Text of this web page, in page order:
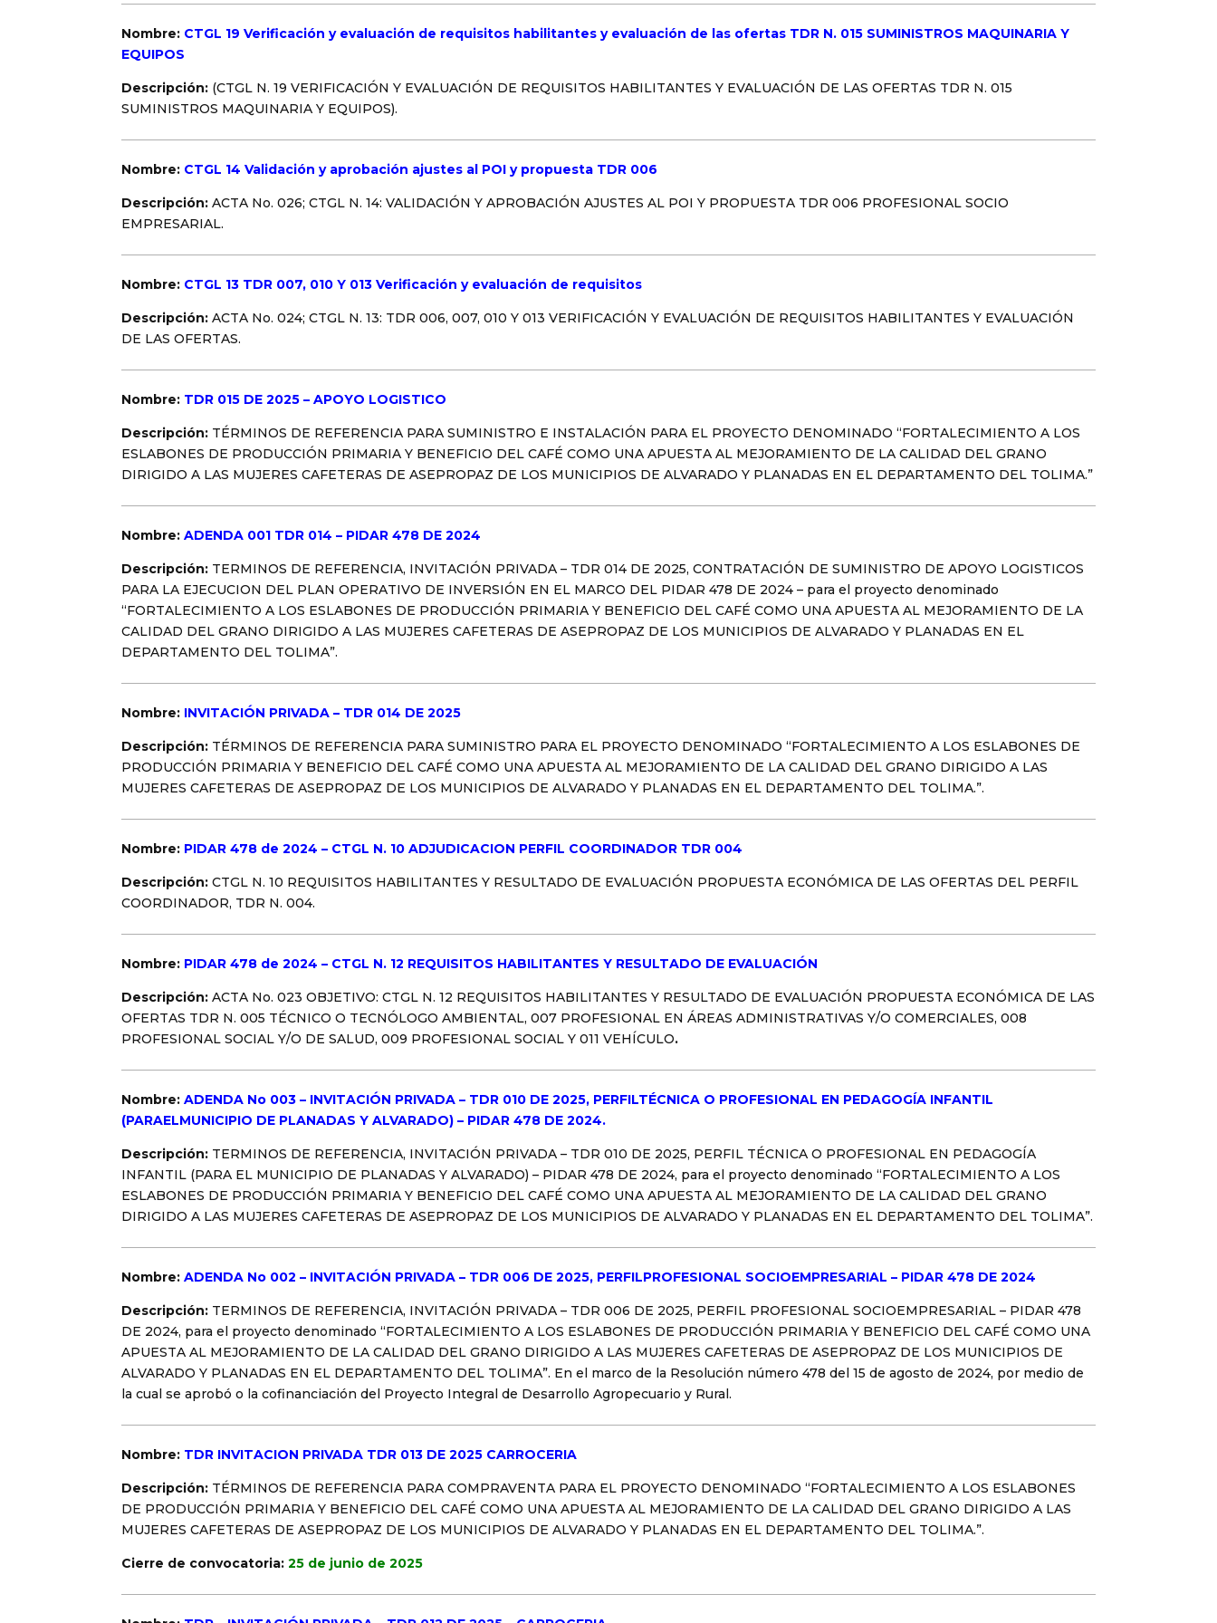
Nombre: CTGL 19 Verificación y evaluación de requisitos habilitantes y evaluación de las ofertas TDR N. 015 SUMINISTROS MAQUINARIA Y
EQUIPOS
Descripción: (CTGL N. 19 VERIFICACIÓN Y EVALUACIÓN DE REQUISITOS HABILITANTES Y EVALUACIÓN DE LAS OFERTAS TDR N. 015
SUMINISTROS MAQUINARIA Y EQUIPOS).
Nombre: CTGL 14 Validación y aprobación ajustes al POI y propuesta TDR 006
Descripción: ACTA No. 026; CTGL N. 14: VALIDACIÓN Y APROBACIÓN AJUSTES AL POI Y PROPUESTA TDR 006 PROFESIONAL SOCIO
EMPRESARIAL.
Nombre: CTGL 13 TDR 007, 010 Y 013 Verificación y evaluación de requisitos
Descripción: ACTA No. 024; CTGL N. 13: TDR 006, 007, 010 Y 013 VERIFICACIÓN Y EVALUACIÓN DE REQUISITOS HABILITANTES Y EVALUACIÓN
DE LAS OFERTAS.
Nombre: TDR 015 DE 2025 – APOYO LOGISTICO
Descripción: TÉRMINOS DE REFERENCIA PARA SUMINISTRO E INSTALACIÓN PARA EL PROYECTO DENOMINADO “FORTALECIMIENTO A LOS
ESLABONES DE PRODUCCIÓN PRIMARIA Y BENEFICIO DEL CAFÉ COMO UNA APUESTA AL MEJORAMIENTO DE LA CALIDAD DEL GRANO
DIRIGIDO A LAS MUJERES CAFETERAS DE ASEPROPAZ DE LOS MUNICIPIOS DE ALVARADO Y PLANADAS EN EL DEPARTAMENTO DEL TOLIMA.”
Nombre:ADENDA 001 TDR 014 – PIDAR 478 DE 2024
Descripción: TERMINOS DE REFERENCIA, INVITACIÓN PRIVADA – TDR 014 DE 2025, CONTRATACIÓN DE SUMINISTRO DE APOYO LOGISTICOS
PARA LA EJECUCION DEL PLAN OPERATIVO DE INVERSIÓN EN EL MARCO DEL PIDAR 478 DE 2024 – para el proyecto denominado
“FORTALECIMIENTO A LOS ESLABONES DE PRODUCCIÓN PRIMARIA Y BENEFICIO DEL CAFÉ COMO UNA APUESTA AL MEJORAMIENTO DE LA
CALIDAD DEL GRANO DIRIGIDO A LAS MUJERES CAFETERAS DE ASEPROPAZ DE LOS MUNICIPIOS DE ALVARADO Y PLANADAS EN EL
DEPARTAMENTO DEL TOLIMA”.
Nombre: INVITACIÓN PRIVADA – TDR 014 DE 2025
Descripción: TÉRMINOS DE REFERENCIA PARA SUMINISTRO PARA EL PROYECTO DENOMINADO “FORTALECIMIENTO A LOS ESLABONES DE
PRODUCCIÓN PRIMARIA Y BENEFICIO DEL CAFÉ COMO UNA APUESTA AL MEJORAMIENTO DE LA CALIDAD DEL GRANO DIRIGIDO A LAS
MUJERES CAFETERAS DE ASEPROPAZ DE LOS MUNICIPIOS DE ALVARADO Y PLANADAS EN EL DEPARTAMENTO DEL TOLIMA.”.
Nombre: PIDAR 478 de 2024 – CTGL N. 10 ADJUDICACION PERFIL COORDINADOR TDR 004
Descripción: CTGL N. 10 REQUISITOS HABILITANTES Y RESULTADO DE EVALUACIÓN PROPUESTA ECONÓMICA DE LAS OFERTAS DEL PERFIL
COORDINADOR, TDR N. 004.
Nombre: PIDAR 478 de 2024 – CTGL N. 12 REQUISITOS HABILITANTES Y RESULTADO DE EVALUACIÓN
Descripción: ACTA No. 023 OBJETIVO: CTGL N. 12 REQUISITOS HABILITANTES Y RESULTADO DE EVALUACIÓN PROPUESTA ECONÓMICA DE LAS
OFERTAS TDR N. 005 TÉCNICO O TECNÓLOGO AMBIENTAL, 007 PROFESIONAL EN ÁREAS ADMINISTRATIVAS Y/O COMERCIALES, 008
PROFESIONAL SOCIAL Y/O DE SALUD, 009 PROFESIONAL SOCIAL Y 011 VEHÍCULO.
Nombre:ADENDA No 003 – INVITACIÓN PRIVADA – TDR 010 DE 2025, PERFILTÉCNICA O PROFESIONAL EN PEDAGOGÍA INFANTIL
(PARAELMUNICIPIO DE PLANADAS Y ALVARADO) – PIDAR 478 DE 2024.
Descripción: TERMINOS DE REFERENCIA, INVITACIÓN PRIVADA – TDR 010 DE 2025, PERFIL TÉCNICA O PROFESIONAL EN PEDAGOGÍA
INFANTIL (PARA EL MUNICIPIO DE PLANADAS Y ALVARADO) – PIDAR 478 DE 2024, para el proyecto denominado “FORTALECIMIENTO A LOS
ESLABONES DE PRODUCCIÓN PRIMARIA Y BENEFICIO DEL CAFÉ COMO UNA APUESTA AL MEJORAMIENTO DE LA CALIDAD DEL GRANO
DIRIGIDO A LAS MUJERES CAFETERAS DE ASEPROPAZ DE LOS MUNICIPIOS DE ALVARADO Y PLANADAS EN EL DEPARTAMENTO DEL TOLIMA”.
Nombre:ADENDA No 002 – INVITACIÓN PRIVADA – TDR 006 DE 2025, PERFILPROFESIONAL SOCIOEMPRESARIAL – PIDAR 478 DE 2024
Descripción: TERMINOS DE REFERENCIA, INVITACIÓN PRIVADA – TDR 006 DE 2025, PERFIL PROFESIONAL SOCIOEMPRESARIAL – PIDAR 478
DE 2024, para el proyecto denominado “FORTALECIMIENTO A LOS ESLABONES DE PRODUCCIÓN PRIMARIA Y BENEFICIO DEL CAFÉ COMO UNA
APUESTA AL MEJORAMIENTO DE LA CALIDAD DEL GRANO DIRIGIDO A LAS MUJERES CAFETERAS DE ASEPROPAZ DE LOS MUNICIPIOS DE
ALVARADO Y PLANADAS EN EL DEPARTAMENTO DEL TOLIMA”. En el marco de la Resolución número 478 del 15 de agosto de 2024, por medio de
la cual se aprobó o la cofinanciación del Proyecto Integral de Desarrollo Agropecuario y Rural.
Nombre: TDR INVITACION PRIVADA TDR 013 DE 2025 CARROCERIA
Descripción: TÉRMINOS DE REFERENCIA PARA COMPRAVENTA PARA EL PROYECTO DENOMINADO “FORTALECIMIENTO A LOS ESLABONES
DE PRODUCCIÓN PRIMARIA Y BENEFICIO DEL CAFÉ COMO UNA APUESTA AL MEJORAMIENTO DE LA CALIDAD DEL GRANO DIRIGIDO A LAS
MUJERES CAFETERAS DE ASEPROPAZ DE LOS MUNICIPIOS DE ALVARADO Y PLANADAS EN EL DEPARTAMENTO DEL TOLIMA.”.
Cierre de convocatoria:25 de junio de 2025